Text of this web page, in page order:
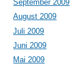
September 2009
August 2009
Juli 2009
Juni 2009
Mai 2009